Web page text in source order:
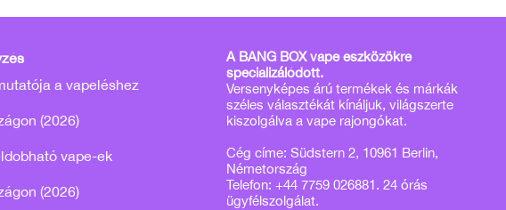
a vapeléshez
(2026)
vape-ek
(2026)
A BANG BOX vape eszközökre
specializálódott.
Versenyképes árú termékek és márkák
széles választékát kínáljuk, világszerte
kiszolgálva a vape rajongókat.
Cég címe: Südstern 2, 10961 Berlin,
Németország
Telefon: +44 7759 026881. 24 órás
ügyfélszolgálat.